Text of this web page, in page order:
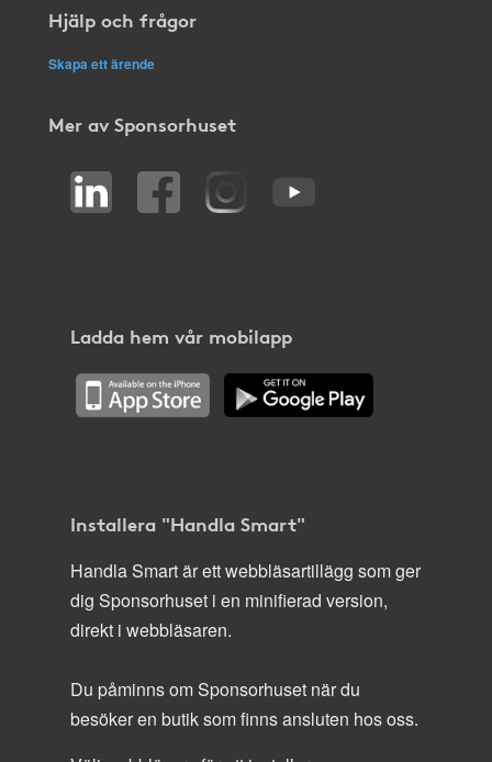
Hjälp och frågor
Skapa ett ärende
Mer av Sponsorhuset
Ladda hem vår mobilapp
Installera "Handla Smart"
Handla Smart är ett webbläsartillägg som ger
dig Sponsorhuset i en minifierad version,
direkt i webbläsaren.
Du påminns om Sponsorhuset när du
besöker en butik som finns ansluten hos oss.